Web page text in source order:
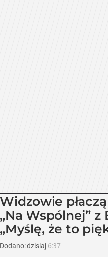
Widzowie
„Na Wspólnej” z
„Myślę, że to
Dodano:dzisiaj 6:37